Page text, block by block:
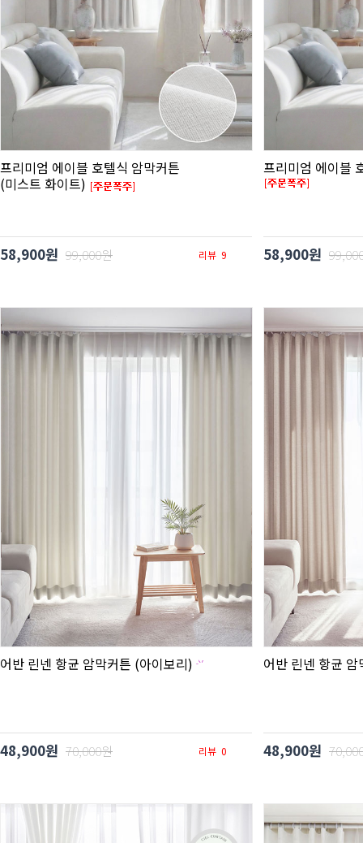
프리미엄 에이블 호텔식 암막커튼
(미스트 화이트)
58,900원 99,000원 리뷰 9
프리미엄 에이블
58,900원
어반 린넨 항균 암막커튼 (아이보리)
48,900원 70,000원 리뷰 0
어반 린넨 항균
48,900원